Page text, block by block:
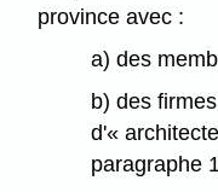
province avec :
a) des
b) des
d'«
paragraphe